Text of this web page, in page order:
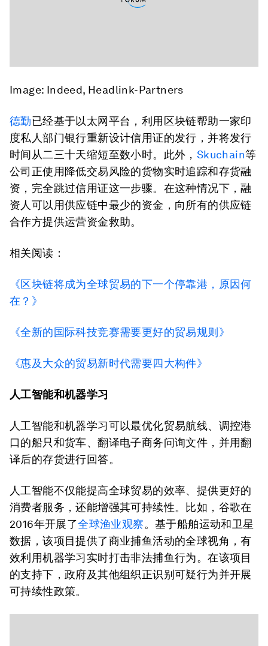
Image: Indeed, Headlink-Partners
德勤已经基于以太网平台，利用区块链帮助一家印
度私人部门银行重新设计信用证的发行，并将发行
时间从二三十天缩短至数小时。此外， Skuchain等
公司正使用降低交易风险的货物实时追踪和存货融
资，完全跳过信用证这一步骤。在这种情况下，融
资人可以用供应链中最少的资金，向所有的供应链
合作方提供运营资金救助。
相关阅读：
《区块链将成为全球贸易的下一个停靠港，原因何
在？》
《全新的国际科技竞赛需要更好的贸易规则》
《惠及大众的贸易新时代需要四大构件》
人工智能和机器学习
人工智能和机器学习可以最优化贸易航线、调控港
口的船只和货车、翻译电子商务问询文件，并用翻
译后的存货进行回答。
人工智能不仅能提高全球贸易的效率、提供更好的
消费者服务，还能增强其可持续性。比如，谷歌在
2016年开展了全球渔业观察。基于船舶运动和卫星
数据，该项目提供了商业捕鱼活动的全球视角，有
效利用机器学习实时打击非法捕鱼行为。在该项目
的支持下，政府及其他组织正识别可疑行为并开展
可持续性政策。